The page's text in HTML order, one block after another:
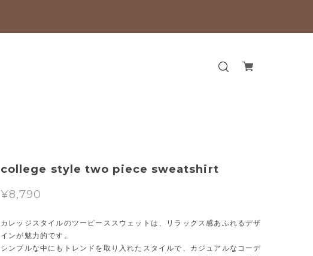
college style two piece sweatshirt
¥8,790
カレッジスタイルのツーピーススウェットは、リラックス感あふれるデザ
インが魅力的です。
シンプルな中にもトレンドを取り入れたスタイルで、カジュアルなコーデ